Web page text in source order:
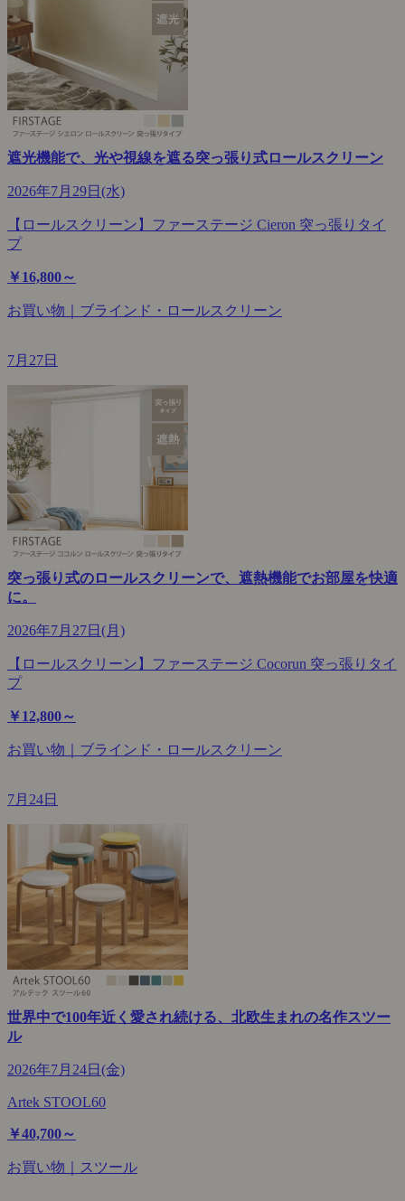
遮光機能で、光や視線を遮る突っ張り式ロールスクリーン
2026年7月29日(水)
【ロールスクリーン】ファーステージ Cieron 突っ張りタイ
プ
￥16,800～
お買い物｜ブラインド・ロールスクリーン
7月27日
突っ張り式のロールスクリーンで、遮熱機能でお部屋を快適
に。
2026年7月27日(月)
【ロールスクリーン】ファーステージ Cocorun 突っ張りタイ
プ
￥12,800～
お買い物｜ブラインド・ロールスクリーン
7月24日
世界中で100年近く愛され続ける、北欧生まれの名作スツー
ル
2026年7月24日(金)
Artek STOOL60
￥40,700～
お買い物｜スツール